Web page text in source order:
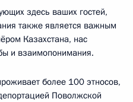
здесь ваших гостей,
также является важным
Казахстана, нас
и взаимопонимания.
более 100 этносов,
Поволжской